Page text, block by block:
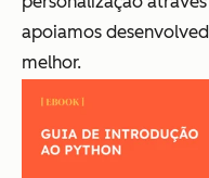
apoiamos
melhor.